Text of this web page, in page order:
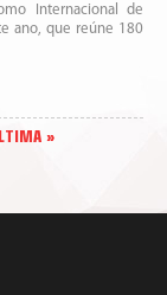
Internacional de
ano, que reúne 180
»